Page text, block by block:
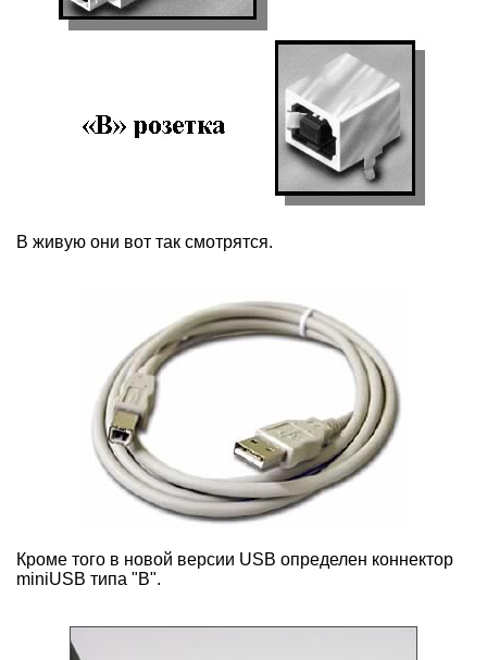
В живую они вот так смотрятся.
Кроме того в новой версии USB определен коннектор
miniUSB типа "B".